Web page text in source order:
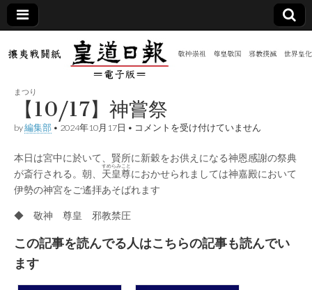
皇道
日報
（防
共新
聞）
電子
版
敬神
尊皇
｜昭
和八
年創
刊
実
践
攘夷
戦闘
まつり
【10/17】神嘗祭
by編集部 • 2024年10月17日 • 【10/17】
祭
は
コメントを受け付けていません
本日は宮中に於いて、賢所に新穀をお供えになる神恩感謝の祭典
が斎行される。朝、 天皇尊
すめらみこと
におかせられましては神嘉殿において
伊勢の神宮をご遙拝あそばれます
◆ 敬神 尊皇 邪教禁圧
この記事を読んでる人はこちらの記事も読んでい
ます